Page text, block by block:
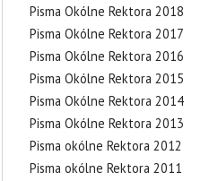
Pisma Okólne Rektora 2018
Pisma Okólne Rektora 2017
Pisma Okólne Rektora 2016
Pisma Okólne Rektora 2015
Pisma Okólne Rektora 2014
Pisma Okólne Rektora 2013
Pisma okólne Rektora 2012
Pisma okólne Rektora 2011